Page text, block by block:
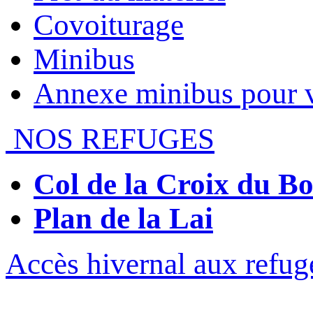
Covoiturage
Minibus
Annexe minibus pour
NOS REFUGES
Col de la Croix du
Plan de la Lai
Accès hivernal aux